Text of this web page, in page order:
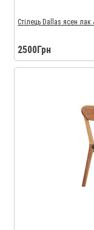
Стілець Dallas ясен
2500Грн